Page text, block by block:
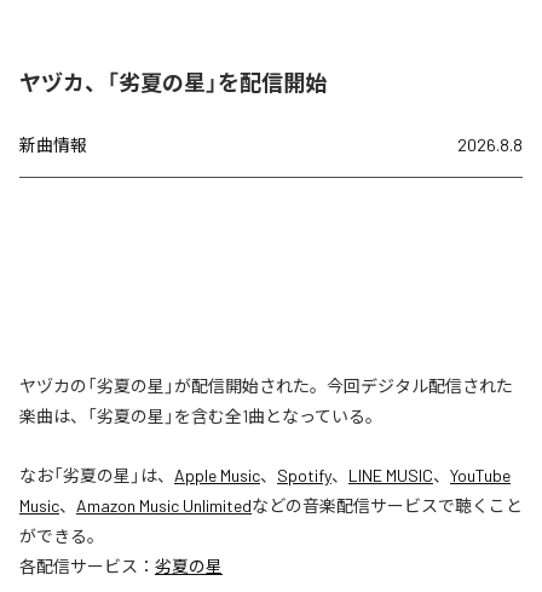
ヤヅカ、「劣夏の星」を配信開始
新曲情報 2026.8.8
ヤヅカの「劣夏の星」が配信開始された。今回デジタル配信された
楽曲は、「劣夏の星」を含む全1曲となっている。
なお「劣夏の星 」は、 Apple Music、 Spotify、 LINE MUSIC、 YouTube
Music、 Amazon Music Unlimitedなどの音楽配信サービスで聴くこと
ができる。
各配信サービス： 劣夏の星